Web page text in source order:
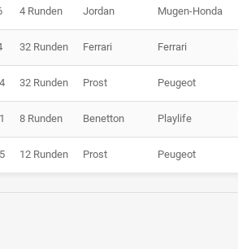
4 Runden Jordan Mugen-Honda
32 Runden Ferrari Ferrari
32 Runden Prost Peugeot
8 Runden Benetton Playlife
12 Runden Prost Peugeot